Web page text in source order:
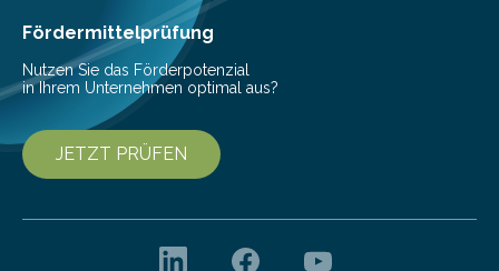
Fördermittelprüfung
Nutzen Sie das Förderpotenzial
in Ihrem Unternehmen optimal aus?
JETZT PRÜFEN